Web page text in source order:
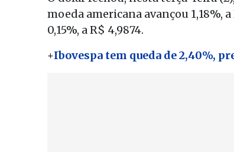
moeda americana avançou 1,18%,
0,15%, a R$ 4,9874.
+Ibovespa tem queda de 2,40%,